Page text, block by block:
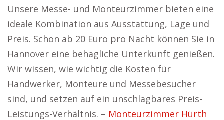
Unsere Messe- und Monteurzimmer bieten eine
ideale Kombination aus Ausstattung, Lage und
Preis. Schon ab 20 Euro pro Nacht können Sie in
Hannover eine behagliche Unterkunft genießen.
Wir wissen, wie wichtig die Kosten für
Handwerker, Monteure und Messebesucher
sind, und setzen auf ein unschlagbares Preis-
Leistungs-Verhältnis. – Monteurzimmer Hürth